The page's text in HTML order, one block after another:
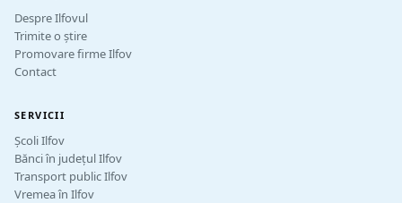
Despre Ilfovul
Trimite o știre
Promovare firme Ilfov
Contact
SERVICII
Școli Ilfov
Bănci în județul Ilfov
Transport public Ilfov
Vremea în Ilfov